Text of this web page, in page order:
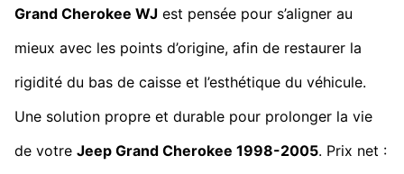
Grand Cherokee WJ est pensée pour s’aligner au
mieux avec les points d’origine, afin de restaurer la
rigidité du bas de caisse et l’esthétique du véhicule.
Une solution propre et durable pour prolonger la vie
de votre Jeep Grand Cherokee 1998-2005. Prix net :